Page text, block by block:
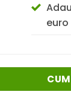
euro